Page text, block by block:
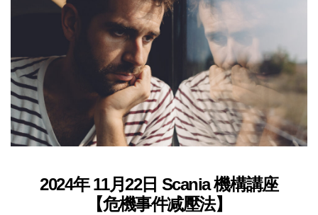
2024年 11月22日 Scania 機構講座
【危機事件减壓法】